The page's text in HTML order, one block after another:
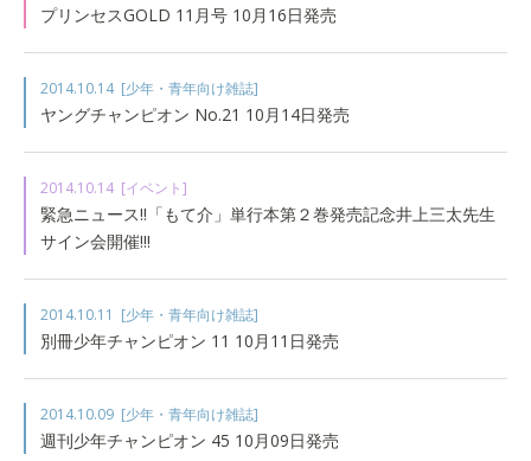
プリンセスGOLD 11月号 10月16日発売
2014.10.14 [少年・青年向け雑誌]
ヤングチャンピオン No.21 10月14日発売
2014.10.14 [イベント]
緊急ニュース!!「もて介」単行本第２巻発売記念井上三太先生
サイン会開催!!!
2014.10.11 [少年・青年向け雑誌]
別冊少年チャンピオン 11 10月11日発売
2014.10.09 [少年・青年向け雑誌]
週刊少年チャンピオン 45 10月09日発売